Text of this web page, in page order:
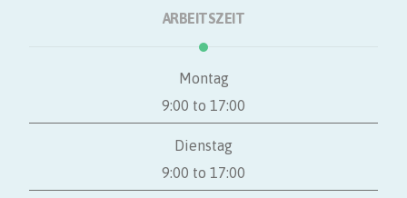
ARBEITSZEIT
Montag
9:00 to 17:00
Dienstag
9:00 to 17:00